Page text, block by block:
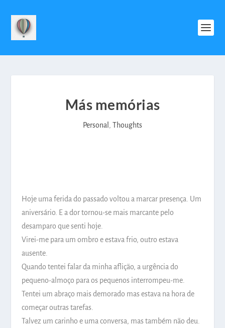
Más memórias
Personal Thoughts
Hoje uma ferida do passado voltou a marcar presença. Um
aniversário. E a dor tornou-se mais marcante pelo
desamparo que senti hoje.
Virei-me para um ombro e estava frio, outro estava
ausente.
Quando tentei falar da minha aflição, a urgência do
pequeno-almoço para os pequenos interrompeu-me.
Tentei um abraço mais demorado mas estava na hora de
começar outras tarefas.
Talvez um carinho e uma conversa, mas também não deu.